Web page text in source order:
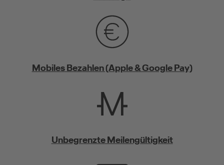
Mobiles Bezahlen (Apple & Google Pay)
Unbegrenzte Meilengültigkeit